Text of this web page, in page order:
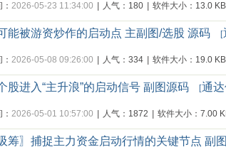
2026-05-23 11:34:00 人气：180 软件大小：13.0 KB
被游资炒作的启动点 主副图/选股 源码 [
2026-05-08 09:26:00 人气：334 软件大小：19.0 KB
进入“主升浪”的启动信号 副图源码 [通
2026-05-01 10:57:00 人气：1872 软件大小：7.00
筹〗捕捉主力资金启动行情的关键节点 副